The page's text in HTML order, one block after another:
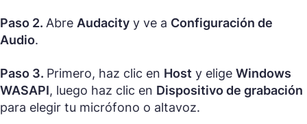
Paso 2. Abre Audacity y ve a Configuración de
Audio.
Paso 3. Primero, haz clic en Host y elige Windows
WASAPI, luego haz clic en Dispositivo de grabación
para elegir tu micrófono o altavoz.